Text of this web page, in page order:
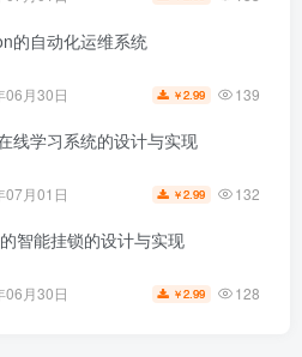
的自动化运维系统
06月30日 ￥2.99 139
线学习系统的设计与实现
07月01日 ￥2.99 132
智能挂锁的设计与实现
06月30日 ￥2.99 128